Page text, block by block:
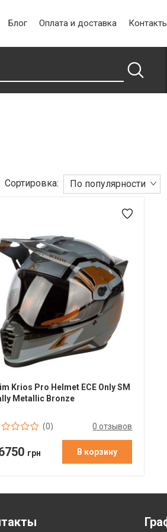
Блог Оплата и доставка
Сортировка: По популярности
Krios Pro Helmet ECE Only SM
Metallic Bronze
(0) 0 отзывов
грн В корзину